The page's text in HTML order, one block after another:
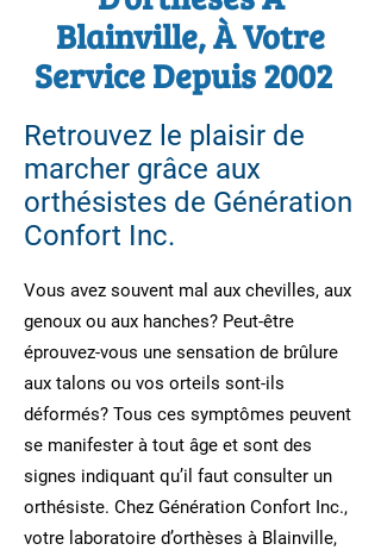
Blainville, À Votre
Service Depuis 2002
Retrouvez le plaisir de
marcher grâce aux
orthésistes de Génération
Confort Inc.
Vous avez souvent mal aux chevilles, aux
genoux ou aux hanches? Peut-être
éprouvez-vous une sensation de brûlure
aux talons ou vos orteils sont-ils
déformés? Tous ces symptômes peuvent
se manifester à tout âge et sont des
signes indiquant qu’il faut consulter un
orthésiste. Chez Génération Confort Inc.,
votre laboratoire d’orthèses à Blainville,